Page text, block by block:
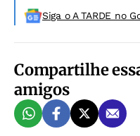
Siga o A TARDE no
Compartilhe
amigos